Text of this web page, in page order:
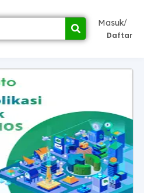
Masuk/
Daftar